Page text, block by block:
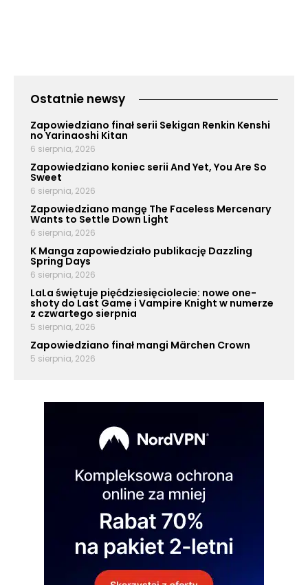
Ostatnie newsy
Zapowiedziano finał serii Sekigan Renkin Kenshi
no Yarinaoshi Kitan
6 sierpnia, 2026
Zapowiedziano koniec serii And Yet, You Are So
Sweet
6 sierpnia, 2026
Zapowiedziano mangę The Faceless Mercenary
Wants to Settle Down Light
6 sierpnia, 2026
K Manga zapowiedziało publikację Dazzling
Spring Days
6 sierpnia, 2026
LaLa świętuje pięćdziesięciolecie: nowe one-
shoty do Last Game i Vampire Knight w numerze
z czwartego sierpnia
5 sierpnia, 2026
Zapowiedziano finał mangi Märchen Crown
5 sierpnia, 2026